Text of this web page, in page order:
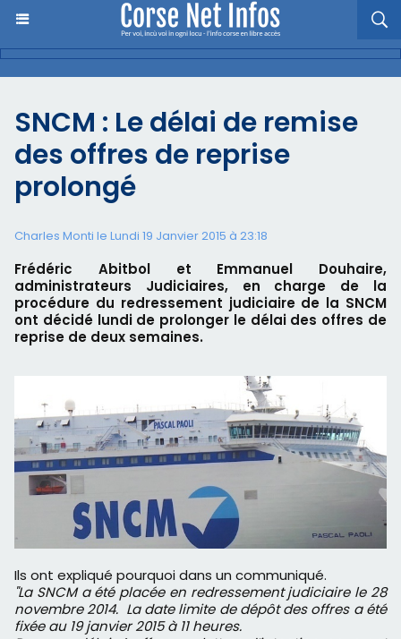
SNCM : Le délai de remise
des offres de reprise
prolongé
Charles Monti le Lundi 19 Janvier 2015 à 23:18
Frédéric Abitbol et Emmanuel Douhaire,
administrateurs Judiciaires, en charge de la
procédure du redressement judiciaire de la SNCM
ont décidé lundi de prolonger le délai des offres de
reprise de deux semaines.
Ils ont expliqué pourquoi dans un communiqué.
"La SNCM a été placée en redressement judiciaire le 28
novembre 2014. La date limite de dépôt des offres a été
fixée au 19 janvier 2015 à 11 heures.